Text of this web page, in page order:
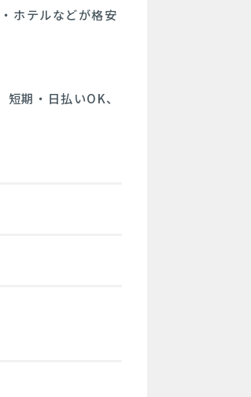
ホテルなどが格安
期・日払いOK、